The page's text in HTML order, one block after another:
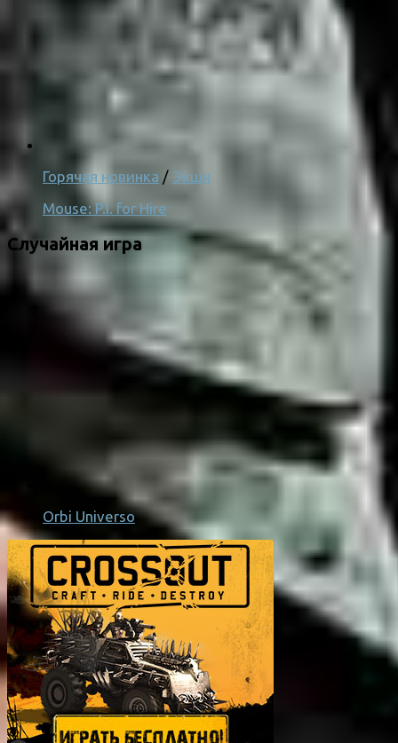
Горячая новинка / Экшн
Mouse: P.I. for Hire
Случайная игра
Orbi Universo